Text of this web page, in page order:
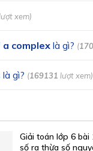
lượt xem)
complex là gì? (
là gì? (169131 lượt xem)
Giải toán lớp 6
số ra thừa số